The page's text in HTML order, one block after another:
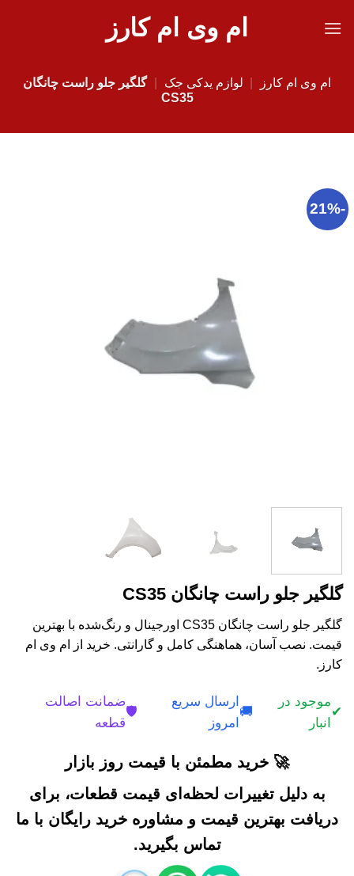
ام وی ام کارز
ام وی ام کارز لوازم یدکی جک
گلگیر جلو راست چانگان
CS35
-21%
گلگیر جلو راست چانگان CS35
گلگیر جلو راست چانگان CS35 اورجینال و رنگ‌شده با بهترین
قیمت. نصب آسان، هماهنگی کامل و گارانتی. خرید از ام وی ام
کارز.
✔
موجود در
انبار
🚚
ارسال سریع
امروز
🛡️
ضمانت اصالت
قطعه
🚀 خرید مطمئن با قیمت روز بازار
به دلیل تغییرات لحظه‌ای قیمت قطعات، برای
دریافت بهترین قیمت و مشاوره خرید رایگان با ما
تماس بگیرید.